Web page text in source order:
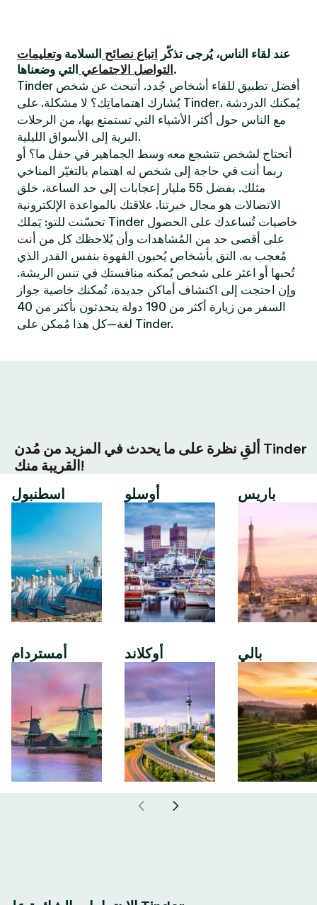
عند لقاء الناس، يُرجى تذكّر اتباع نصائح السلامة وتعليمات
التواصل الاجتماعي التي وضعناها.
Tinder أفضل تطبيق للقاء أشخاص جُدد. أتبحث عن شخص
يُشارك اهتماماتِك؟ لا مشكلة. على Tinder، يُمكنك الدردشة
مع الناس حول أكثر الأشياء التي تستمتع بها، من الرحلات
البرية إلى الأسواق الليلية.
أتحتاج لشخص تتشجع معه وسط الجماهير في حفل ما؟ أو
ربما أنت في حاجة إلى شخص له اهتمام بالتغيّر المناخي
مثلك. بفضل 55 مليار إعجابات إلى حد الساعة، خلق
الاتصالات هو مجال خبرتنا. علاقتك بالمواعدة الإلكترونية
تحسّنت للتو: يَملك Tinder خاصيات تُساعدك على الحصول
على أقصى حد من المُشاهدات وأن يُلاحظك كل من أنت
مُعجب به. التق بأشخاص يُحبون القهوة بنفس القدر الذي
تُحبها أو اعثر على شخص يُمكنه منافستك في تنس الريشة.
وإن احتجت إلى اكتشاف أماكن جديدة، تُمكنك خاصية جواز
السفر من زيارة أكثر من 190 دولة يتحدثون بأكثر من 40
لغة—كل هذا مُمكن على Tinder.
ألقِ نظرة على ما يحدث في المزيد من مُدن Tinder
القريبة منك!
اسطنبول
أمستردام
أوسلو
أوكلاند
باريس
بالي